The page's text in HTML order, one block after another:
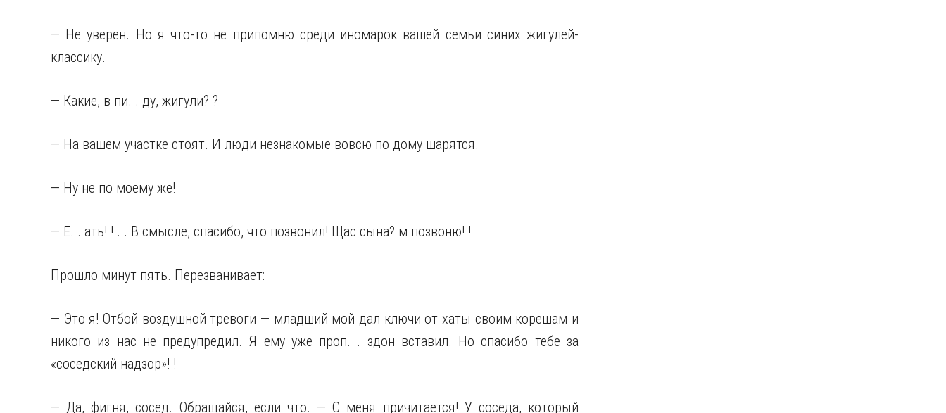
— Не уверен. Но я что-то не припомню среди иномарок вашей семьи синих жигулей-
классику.
— Какие, в пи. . ду, жигули? ?
— На вашем участке стоят. И люди незнакомые вовсю по дому шарятся.
— Ну не по моему же!
— Е. . ать! ! . . В смысле, спасибо, что позвонил! Щас сына? м позвоню! !
Прошло минут пять. Перезванивает:
— Это я! Отбой воздушной тревоги — младший мой дал ключи от хаты своим корешам и
никого из нас не предупредил. Я ему уже проп. . здон вставил. Но спасибо тебе за
«соседский надзор»! !
— Да, фигня, сосед. Обращайся, если что. — С меня причитается! У соседа, который